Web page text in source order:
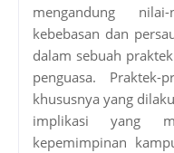
mengandung
kebebasan dan
dalam sebuah
penguasa.
khususnya yang
implikasi yang
kepemimpinan